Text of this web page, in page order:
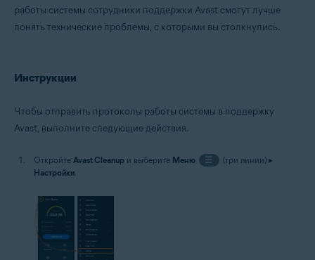
работы системы сотрудники поддержки Avast смогут лучше
понять технические проблемы, с которыми вы столкнулись.
Инструкции
Чтобы отправить протоколы работы системы в поддержку
Avast, выполните следующие действия.
Откройте Avast Cleanup и выберите Меню ☰
(три линии) ▸
Настройки.